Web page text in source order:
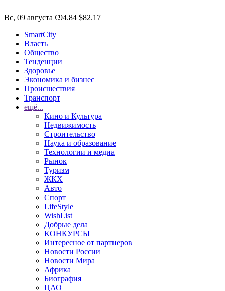
Вс, 09 августа €94.84 $82.17
SmartCity
Власть
Общество
Тенденции
Здоровье
Экономика и бизнес
Происшествия
Транспорт
ещё...
Кино и Культура
Недвижимость
Строительство
Наука и образование
Технологии и медиа
Рынок
Туризм
ЖКХ
Авто
Спорт
LifeStyle
WishList
Добрые дела
КОНКУРСЫ
Интересное от партнеров
Новости России
Новости Мира
Африка
Биография
ЦАО